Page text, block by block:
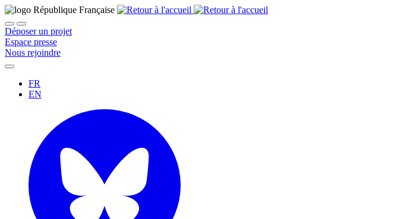
Déposer un projet
Espace presse
Nous rejoindre
FR
EN